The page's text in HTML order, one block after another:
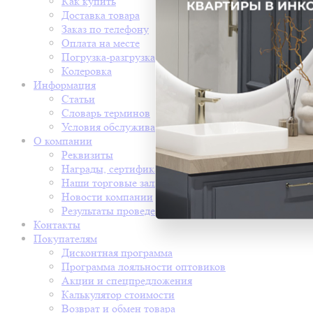
Доставка товара
Заказ по телефону
Оплата на месте
Погрузка-разгрузка
Колеровка
Информация
Статьи
Словарь терминов
Условия обслуживания
О компании
Реквизиты
Награды, сертификаты
Наши торговые залы
Новости компании
Результаты проведения СОУТ
Контакты
Покупателям
Дисконтная программа
Программа лояльности оптовиков
Акции и спецпредложения
Калькулятор стоимости
Возврат и обмен товара